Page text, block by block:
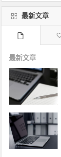
最新文章
最新文章